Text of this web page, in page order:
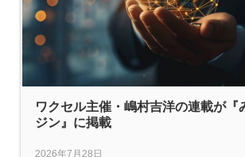
ワクセル主催・嶋村吉洋の連載が『
ジン』に掲載
2026年7月28日